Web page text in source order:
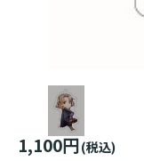
1,100円(税込)